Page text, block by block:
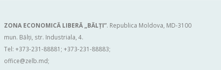
ZONA ECONOMICĂ LIBERĂ „BĂLŢI”. Republica Moldova, MD-3100
mun. Bălți, str. Industriala, 4.
Tel: +373-231-88881; +373-231-88883;
office@zelb.md;